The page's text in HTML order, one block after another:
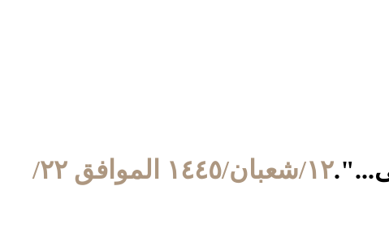
١٢/شعبان/١٤٤٥ الموافق ٢٢/